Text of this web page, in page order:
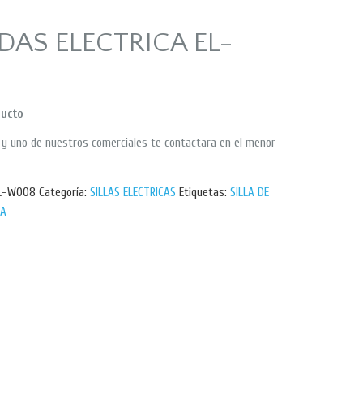
ELECTRICA EL-
uno de nuestros comerciales te contactara en el menor
W008 Categoría: SILLAS ELECTRICAS Etiquetas: SILLA DE